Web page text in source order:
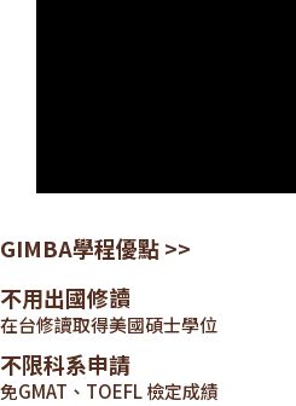
GIMBA學程優點 >>
不用出國修讀
在台修讀取得美國碩士學位
不限科系申請
免GMAT、TOEFL 檢定成績